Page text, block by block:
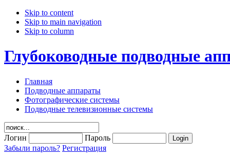
Skip to content
Skip to main navigation
Skip to column
Глубоководные подводные
Главная
Подводные аппараты
Фотографические системы
Подводные телевизионные системы
Логин
Пароль
Забыли пароль? Регистрация